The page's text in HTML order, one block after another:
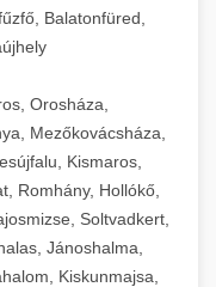
Balatonfüred,
Orosháza,
Mezőkovácsháza,
Kismaros,
Romhány, Hollókő,
Soltvadkert,
Jánoshalma,
Kiskunmajsa,